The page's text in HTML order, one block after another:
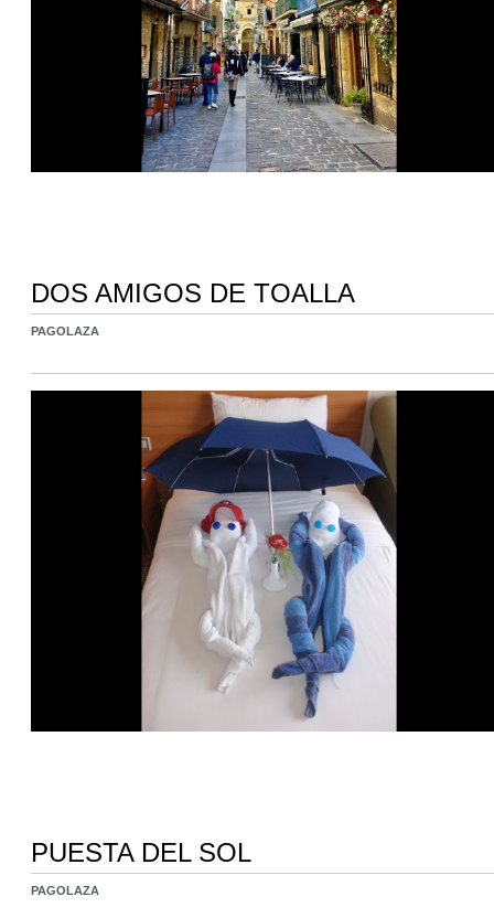
DOS AMIGOS DE TOALLA
PAGOLAZA
PUESTA DEL SOL
PAGOLAZA